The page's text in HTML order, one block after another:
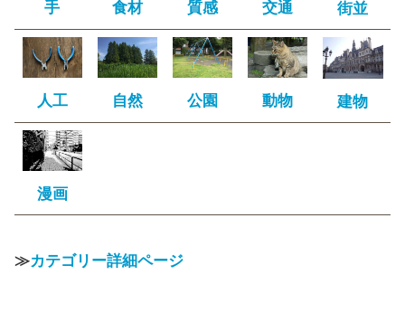
手 食材 質感 交通 街並
人工 自然 公園 動物 建物
漫画
≫カテゴリー詳細ページ